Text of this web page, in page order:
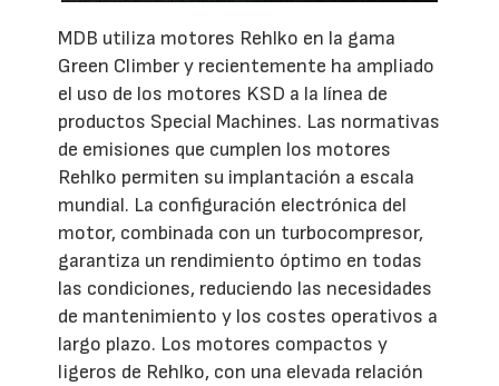
MDB utiliza motores Rehlko en la gama
Green Climber y recientemente ha ampliado
el uso de los motores KSD a la línea de
productos Special Machines. Las normativas
de emisiones que cumplen los motores
Rehlko permiten su implantación a escala
mundial. La configuración electrónica del
motor, combinada con un turbocompresor,
garantiza un rendimiento óptimo en todas
las condiciones, reduciendo las necesidades
de mantenimiento y los costes operativos a
largo plazo. Los motores compactos y
ligeros de Rehlko, con una elevada relación